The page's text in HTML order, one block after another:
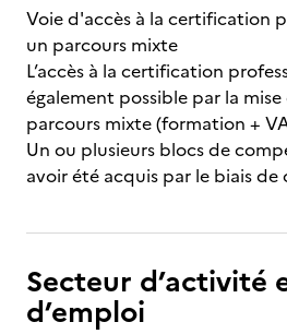
Voie d'accès à la certification
un parcours mixte
L’accès à la certification
également possible par la
parcours mixte (formation +
Un ou plusieurs blocs de
avoir été acquis par le biais de
Secteur d’activité
d’emploi